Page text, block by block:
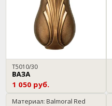
T5010/30
ВАЗА
1 050 руб.
Материал: Balmoral Red